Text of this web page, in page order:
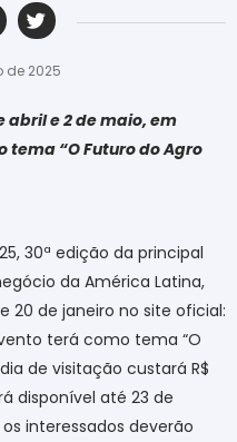
de 2025
abril e 2 de maio, em
tema “O Futuro do Agro
30ª edição da principal
da América Latina,
20 de janeiro no site oficial:
terá como tema “O
de visitação custará R$
disponível até 23 de
interessados deverão